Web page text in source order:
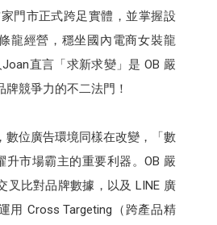
門市正式跨足實體，並掌握設
龍經營，穩坐國內電商女裝龍
直言「求新求變」是 OB 嚴
競爭力的不二法門！
數位廣告環境同樣在改變，「數
升市場霸主的重要利器。OB 嚴
叉比對品牌數據，以及 LINE 廣
用 Cross Targeting（跨產品精